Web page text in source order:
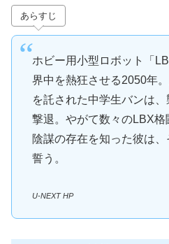
あらすじ
ホビー用小型ロボット「
界中を熱狂させる2050年
を託された中学生バンは
撃退。やがて数々のLBX
陰謀の存在を知った彼は
誓う。
U-NEXT HP